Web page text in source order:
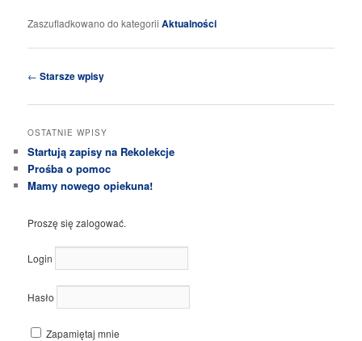
Zaszufladkowano do kategorii Aktualności
Nawigacja
← Starsze wpisy
OSTATNIE WPISY
Startują zapisy na Rekolekcje
Prośba o pomoc
Mamy nowego opiekuna!
Proszę się zalogować.
Login
Hasło
Zapamiętaj mnie